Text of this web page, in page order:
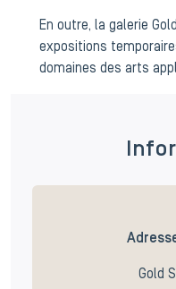
En outre, la galerie
expositions
domaines des arts
Gold